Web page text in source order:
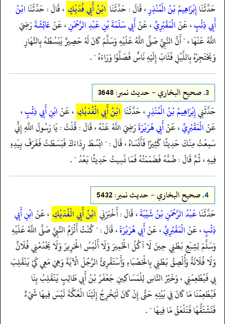
حَدَّثَنَاإِبْرَاهِيمُ بْنُ الْمُنْذِرِ، قَالَ : حَدَّثَنَا ابْنُ أَبِي فُدَيْكٍ ، قَالَ : حَدَّثَنَاابْنُ
أَبِي ذِئْبٍ، عَنْالْمَقْبُرِيِّ، عَنْأَبِي سَلَمَةَ بْنِ عَبْدِ الرَّحْمَنِ، عَنْعَائِشَةَرَضِيَ
اللَّهُ عَنْهَا ، " أَنَّ النَّبِيَّ صَلَّى اللَّهُ عَلَيْهِ وَسَلَّمَ كَانَ لَهُ حَصِيرٌ يَبْسُطُهُ بِالنَّهَارِ
وَيَحْتَجِرُهُ بِاللَّيْلِ فَثَابَ إِلَيْهِ نَاسٌ فَصَلَّوْا وَرَاءَهُ " .
3. صحيح البخاري - حدیث نمبر: 3648
حَدَّثَنِيإِبْرَاهِيمُ بْنُ الْمُنْذِرِ، حَدَّثَنَا ابْنُ أَبِي الْفُدَيْكِ ، عَنْابْنِ أَبِي ذِئْبٍ،
عَنْالْمَقْبُرِيِّ، عَنْأَبِي هُرَيْرَةَرَضِيَ اللَّهُ عَنْهُ ، قَالَ : قُلْتُ : يَا رَسُولَ اللَّهِ إِنِّي
سَمِعْتُ مِنْكَ حَدِيثًا كَثِيرًا فَأَنْسَاهُ ، قَالَ : " ابْسُطْ رِدَاءَكَ فَبَسَطْتُ فَغَرَفَ بِيَدِهِ
فِيهِ ، ثُمَّ قَالَ : ضُمَّهُ فَضَمَمْتُهُ فَمَا نَسِيتُ حَدِيثًا بَعْدُ " .
4. صحيح البخاري - حدیث نمبر: 5432
حَدَّثَنَاعَبْدُ الرَّحْمَنِ بْنُ شَيْبَةَ، قَالَ : أَخْبَرَنِي ابْنُ أَبِي الْفُدَيْكِ ، عَنْابْنِ أَبِي
ذِئْبٍ، عَنْالْمَقْبُرِيِّ، عَنْأَبِي هُرَيْرَةَ، قَالَ : " كُنْتُ أَلْزَمُ النَّبِيَّ صَلَّى اللَّهُ عَلَيْهِ
وَسَلَّمَ لِشِبَعِ بَطْنِي حِينَ لَا آكُلُ الْخَمِيرَ وَلَا أَلْبَسُ الْحَرِيرَ وَلَا يَخْدُمُنِي فُلَانٌ
وَلَا فُلَانَةُ وَأُلْصِقُ بَطْنِي بِالْحَصْبَاءِ وَأَسْتَقْرِئُ الرَّجُلَ الْآيَةَ وَهِيَ مَعِي كَيْ يَنْقَلِبَ
بِي فَيُطْعِمَنِي ، وَخَيْرُ النَّاسِ لِلْمَسَاكِينِ جَعْفَرُ بْنُ أَبِي طَالِبٍ يَنْقَلِبُ بِنَا
فَيُطْعِمُنَا مَا كَانَ فِي بَيْتِهِ حَتَّى إِنْ كَانَ لَيُخْرِجُ إِلَيْنَا الْعُكَّةَ لَيْسَ فِيهَا شَيْءٌ
فَنَشْتَقُّهَا فَنَلْعَقُ مَا فِيهَا " .